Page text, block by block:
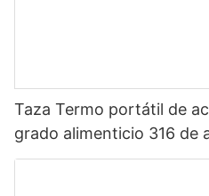
Taza Termo portátil de
grado alimenticio 316 de
Sanrio de dibujos